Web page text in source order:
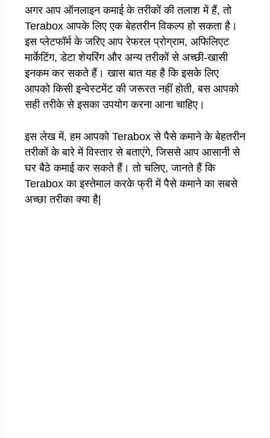
अगर आप ऑनलाइन कमाई के तरीकों की तलाश में हैं, तो
Terabox आपके लिए एक बेहतरीन विकल्प हो सकता है।
इस प्लेटफॉर्म के जरिए आप रेफरल प्रोग्राम, अफिलिएट
मार्केटिंग, डेटा शेयरिंग और अन्य तरीकों से अच्छी-खासी
इनकम कर सकते हैं। खास बात यह है कि इसके लिए
आपको किसी इन्वेस्टमेंट की जरूरत नहीं होती, बस आपको
सही तरीके से इसका उपयोग करना आना चाहिए।
इस लेख में, हम आपको Terabox से पैसे कमाने के बेहतरीन
तरीकों के बारे में विस्तार से बताएंगे, जिससे आप आसानी से
घर बैठे कमाई कर सकते हैं। तो चलिए, जानते हैं कि
Terabox का इस्तेमाल करके फ्री में पैसे कमाने का सबसे
अच्छा तरीका क्या है|